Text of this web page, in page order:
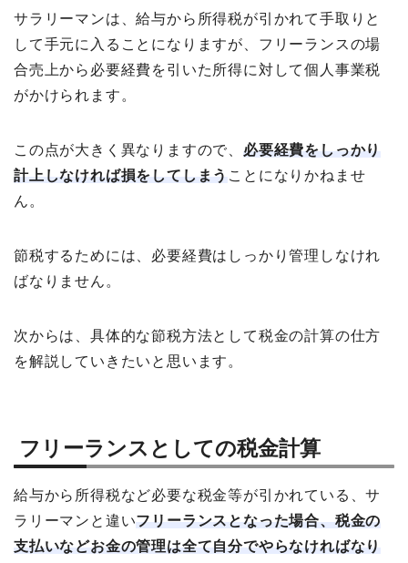
サラリーマンは、給与から所得税が引かれて手取りと
して手元に入ることになりますが、フリーランスの場
合売上から必要経費を引いた所得に対して個人事業税
がかけられます。
この点が大きく異なりますので、 必要経費をしっかり
計上しなければ損をしてしまう ことになりかねませ
ん。
節税するためには、必要経費はしっかり管理しなけれ
ばなりません。
次からは、具体的な節税方法として税金の計算の仕方
を解説していきたいと思います。
フリーランスとしての税金計算
給与から所得税など必要な税金等が引かれている、サ
ラリーマンと違いフリーランスとなった場合、税金の
支払いなどお金の管理は全て自分でやらなければなり